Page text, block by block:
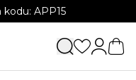
APP15